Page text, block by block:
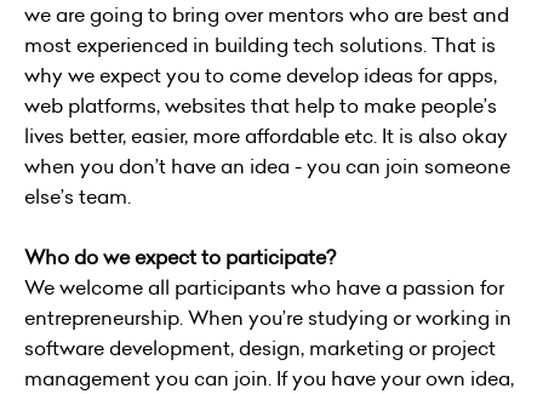
we are going to bring over mentors who are best and
most experienced in building tech solutions. That is
why we expect you to come develop ideas for apps,
web platforms, websites that help to make people’s
lives better, easier, more affordable etc. It is also okay
when you don’t have an idea - you can join someone
else’s team.
Who do we expect to participate?
We welcome all participants who have a passion for
entrepreneurship. When you’re studying or working in
software development, design, marketing or project
management you can join. If you have your own idea,